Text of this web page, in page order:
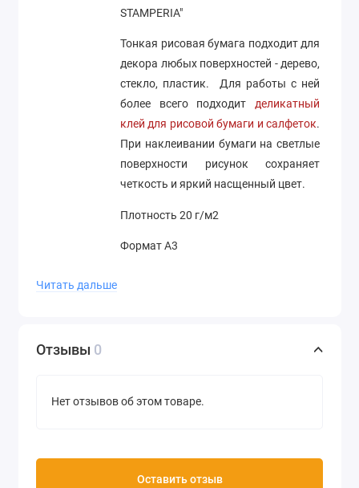
STAMPERIA"
Тонкая рисовая бумага подходит для
декора любых поверхностей - дерево,
стекло, пластик. Для работы с ней
более всего подходит деликатный
клей для рисовой бумаги и салфеток.
При наклеивании бумаги на светлые
поверхности рисунок сохраняет
четкость и яркий насщенный цвет.
Плотность 20 г/м2
Формат А3
Читать дальше
Отзывы 0
Нет отзывов об этом товаре.
Оставить отзыв